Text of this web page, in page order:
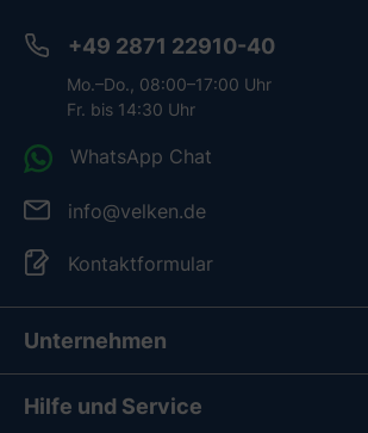
Unternehmen
Hilfe und Service
+49 2871 22910-40
Mo.–Do., 08:00–17:00 Uhr
Fr. bis 14:30 Uhr
WhatsApp Chat
info@velken.de
Kontaktformular